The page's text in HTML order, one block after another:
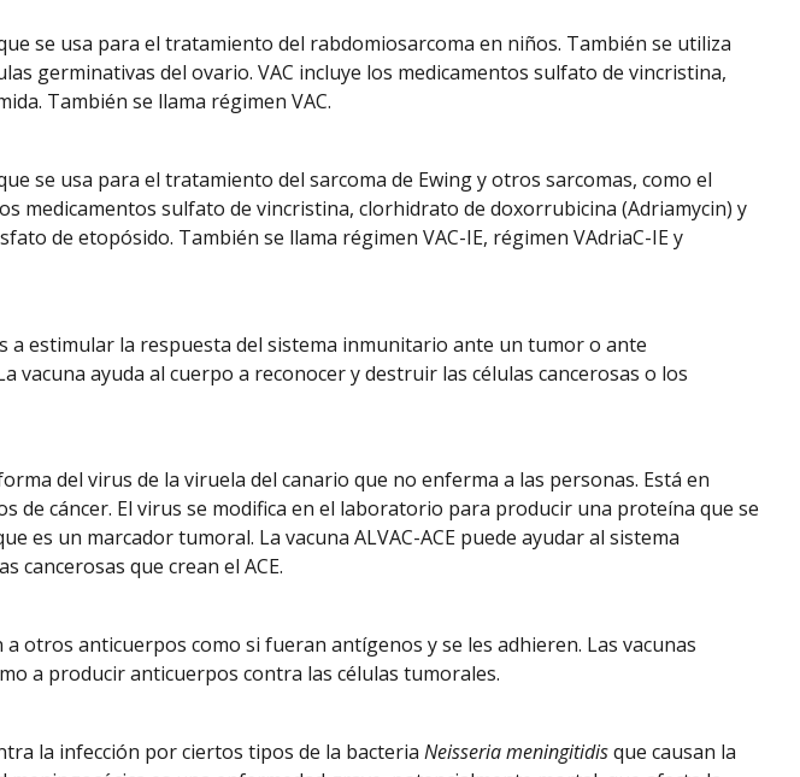
se usa para el tratamiento del rabdomiosarcoma en niños. También se utiliza
germinativas del ovario. VAC incluye los medicamentos sulfato de vincristina,
También se llama régimen VAC.
se usa para el tratamiento del sarcoma de Ewing y otros sarcomas, como el
medicamentos sulfato de vincristina, clorhidrato de doxorrubicina (Adriamycin) y
de etopósido. También se llama régimen VAC-IE, régimen VAdriaC-IE y
a estimular la respuesta del sistema inmunitario ante un tumor o ante
vacuna ayuda al cuerpo a reconocer y destruir las células cancerosas o los
del virus de la viruela del canario que no enferma a las personas. Está en
de cáncer. El virus se modifica en el laboratorio para producir una proteína que se
es un marcador tumoral. La vacuna ALVAC-ACE puede ayudar al sistema
cancerosas que crean el ACE.
otros anticuerpos como si fueran antígenos y se les adhieren. Las vacunas
a producir anticuerpos contra las células tumorales.
la infección por ciertos tipos de la bacteria Neisseria meningitidisque causan la